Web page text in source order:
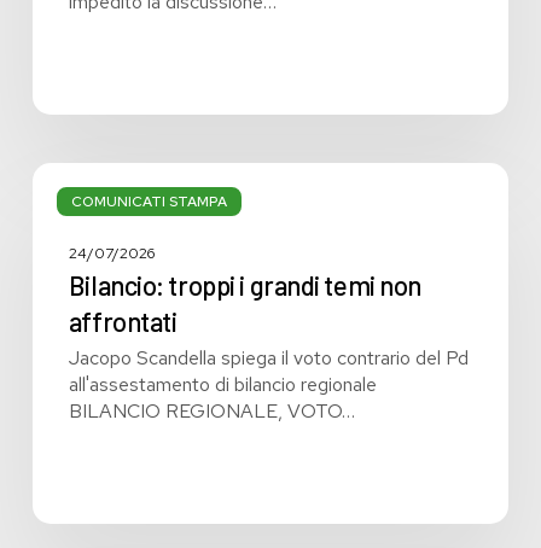
COMUNICATI STAMPA
Bilancio:
troppi
grandi
affrontati
24/07/2026
Bilancio: troppi i grandi temi non
affrontati
Jacopo Scandella spiega il voto contrario del Pd
all'assestamento di bilancio regionale
BILANCIO REGIONALE, VOTO…